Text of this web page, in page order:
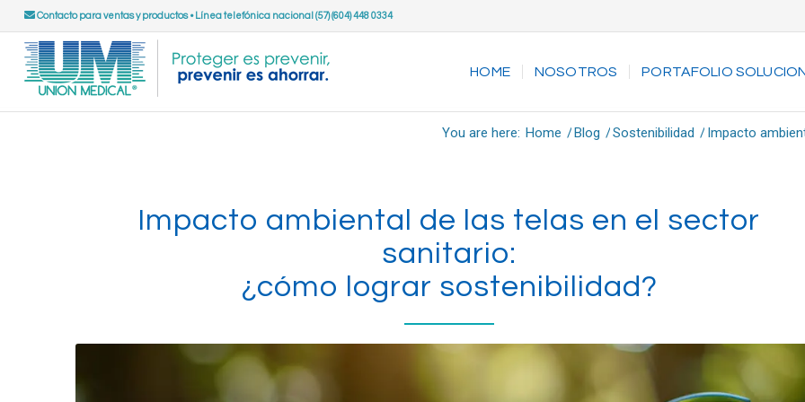
Contacto para ventas y productos• Línea telefónica nacional (57) (604) 448 0334
HOME NOSOTROS PORTAFOLIO
You are here: Home /Blog /Sostenibilidad / Impacto
Impacto ambiental de las telas en el sector
sanitario:
¿cómo lograr sostenibilidad?